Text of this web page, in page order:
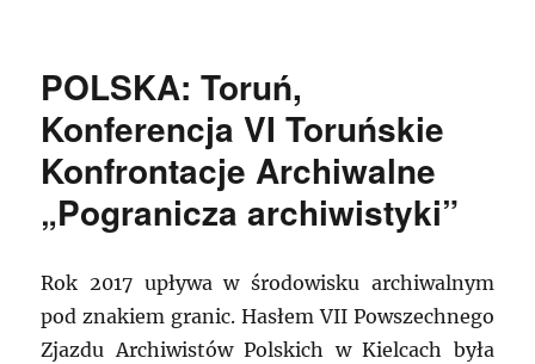
POLSKA: Toruń,
Konferencja VI Toruńskie
Konfrontacje Archiwalne
„Pogranicza archiwistyki”
Rok 2017 upływa w środowisku archiwalnym
pod znakiem granic. Hasłem VII Powszechnego
Zjazdu Archiwistów Polskich w Kielcach była